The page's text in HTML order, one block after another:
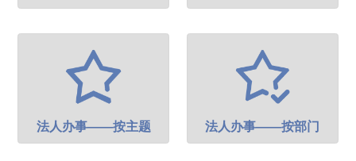
法人办事——按主题 法人办事——按部门